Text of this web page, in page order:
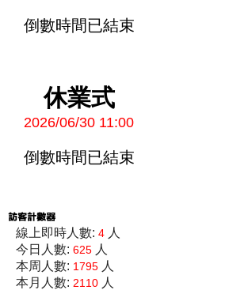
倒數時間已結束
休業式
2026/06/30 11:00
倒數時間已結束
線上即時人數: 4 人
今日人數: 625 人
本周人數: 1795 人
本月人數: 2110 人